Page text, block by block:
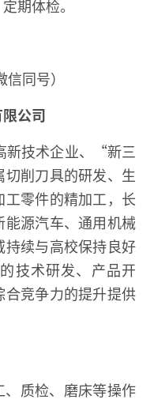
期体检。
同号）
公司
新技术企业、“新三
削刀具的研发、生
零件的精加工，长
源汽车、通用机械
续与高校保持良好
技术研发、产品开
竞争力的提升提供
质检、磨床等操作